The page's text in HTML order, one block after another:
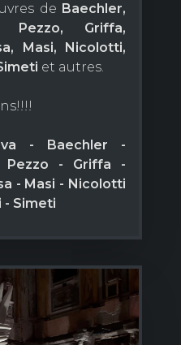
de Baechler,
Pezzo,
Griffa,
Masi,
Nicolotti,
et autres.
- Baechler -
Pezzo - Griffa -
- Masi - Nicolotti
- Simeti